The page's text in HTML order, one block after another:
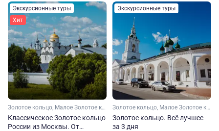
Экскурсионные туры
Хит
Золотое кольцо, Малое Золотое кольцо, Ярославская область, Ивановская область, Костромская область, Владимирская область, Московская область
Классическое Золотое кольцо
России из Москвы. От
Экскурсионные туры
Золотое кольцо, Малое Золотое кольцо, Ивановская область, Ярославская область, Московская область, Владимирская область, Костромская область
Золотое кольцо. Всё лучшее
за 3 дня